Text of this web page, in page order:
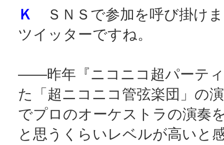
Ｋ
ＳＮＳで参加を呼び掛け
ツイッターですね。
――昨年『ニコニコ超パーテ
た「超ニコニコ管弦楽団」の
でプロのオーケストラの演奏
と思うくらいレベルが高いと